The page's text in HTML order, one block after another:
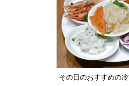
その日のおすすめの